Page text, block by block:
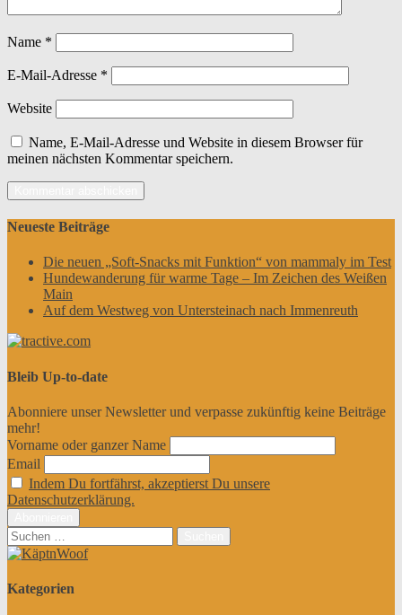
Name *
E-Mail-Adresse *
Website
Name, E-Mail-Adresse und Website in diesem Browser für
meinen nächsten Kommentar speichern.
Neueste Beiträge
Die neuen „Soft-Snacks mit Funktion“ von mammaly im Test
Hundewanderung für warme Tage – Im Zeichen des Weißen
Main
Auf dem Westweg von Untersteinach nach Immenreuth
Bleib Up-to-date
Abonniere unser Newsletter und verpasse zukünftig keine Beiträge
mehr!
Vorname oder ganzer Name
Email
Indem Du fortfährst, akzeptierst Du unsere
Datenschutzerklärung.
Suchen
nach:
Kategorien